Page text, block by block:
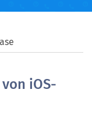
iOS-